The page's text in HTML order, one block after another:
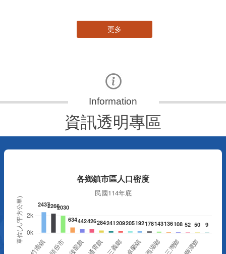
更多
資訊透明專區